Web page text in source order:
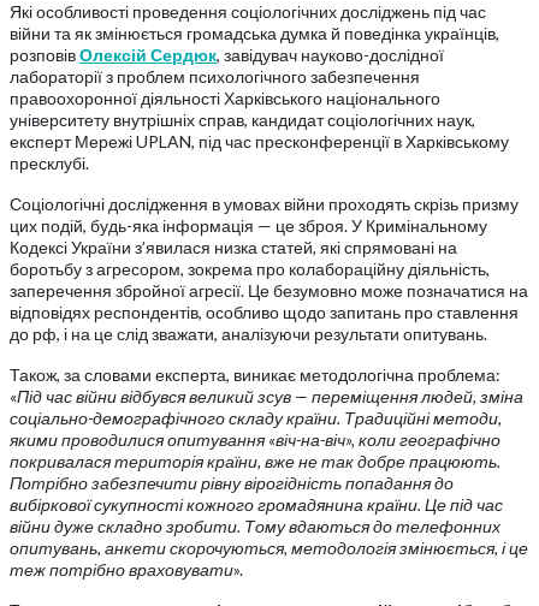
Які особливості проведення соціологічних досліджень під час
війни та як змінюється громадська думка й поведінка українців,
розповівОлексій Сердюк, завідувач науково-дослідної
лабораторії з проблем психологічного забезпечення
правоохоронної діяльності Харківського національного
університету внутрішніх справ, кандидат соціологічних наук,
експерт Мережі UPLAN, під час пресконференції в Харківському
пресклубі.
Соціологічні дослідження в умовах війни проходять скрізь призму
цих подій, будь-яка інформація — це зброя. У Кримінальному
Кодексі України з’явилася низка статей, які спрямовані на
боротьбу з агресором, зокрема про колабораційну діяльність,
заперечення збройної агресії. Це безумовно може позначатися на
відповідях респондентів, особливо щодо запитань про ставлення
до рф, і на це слід зважати, аналізуючи результати опитувань.
Також, за словами експерта, виникає методологічна проблема:
«Під час війни відбувся великий зсув — переміщення людей, зміна
соціально-демографічного складу країни. Традиційні методи,
якими проводилися опитування «віч-на-віч», коли географічно
покривалася територія країни, вже не так добре працюють.
Потрібно забезпечити рівну вірогідність попадання до
вибіркової сукупності кожного громадянина країни. Це під час
війни дуже складно зробити. Тому вдаються до телефонних
опитувань, анкети скорочуються, методологія змінюється, і це
теж потрібно враховувати».